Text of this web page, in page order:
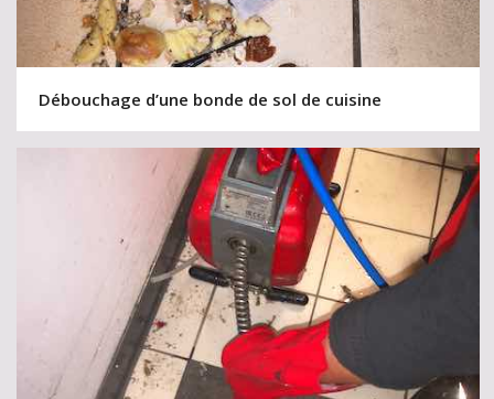
Débouchage d’une bonde de sol de cuisine